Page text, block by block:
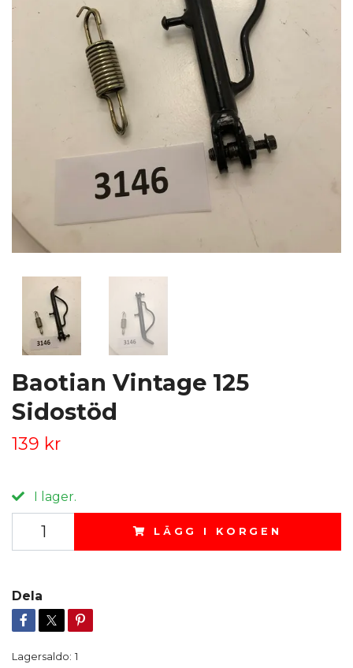
Baotian Vintage 125
Sidostöd
139 kr
I lager.
LÄGG I KORGEN
Dela
Lagersaldo: 1